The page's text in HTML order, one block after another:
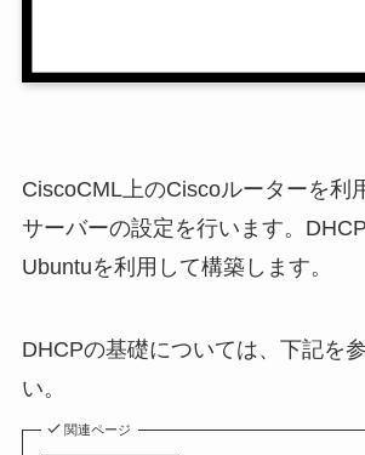
CiscoCML上のCiscoルーターを利
サーバーの設定を行います。
Ubuntuを利用して構築します。
DHCPの基礎については、下記を
い。
関連ページ